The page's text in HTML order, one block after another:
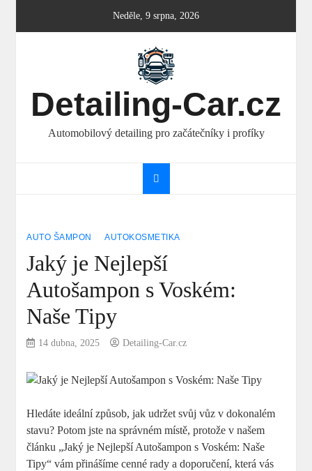
Neděle, 9 srpna, 2026
Detailing-Car.cz
Automobilový detailing pro začátečníky i profíky
AUTO ŠAMPON AUTOKOSMETIKA
Jaký je Nejlepší
Autošampon s Voském:
Naše Tipy
14 dubna, 2025 Detailing-Car.cz
Hledáte ideální způsob, jak udržet svůj vůz v dokonalém
stavu? Potom jste na správném místě, protože v našem
článku „Jaký je Nejlepší Autošampon s Voském: Naše
Tipy“ vám přinášíme cenné rady a doporučení, která vás